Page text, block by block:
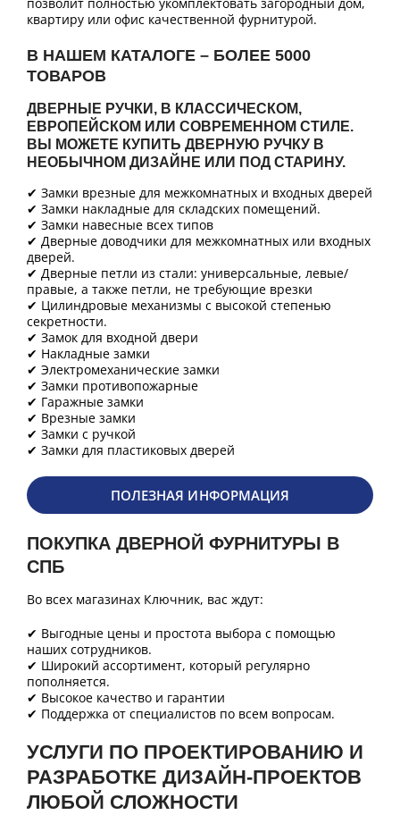
квартиру или офис качественной фурнитурой.
В НАШЕМ КАТАЛОГЕ – БОЛЕЕ 5000
ТОВАРОВ
ДВЕРНЫЕ РУЧКИ, В КЛАССИЧЕСКОМ,
ЕВРОПЕЙСКОМ ИЛИ СОВРЕМЕННОМ СТИЛЕ.
ВЫ МОЖЕТЕ КУПИТЬ ДВЕРНУЮ РУЧКУ В
НЕОБЫЧНОМ ДИЗАЙНЕ ИЛИ ПОД СТАРИНУ.
✔ Замки врезные для межкомнатных и входных дверей
✔ Замки накладные для складских помещений.
✔ Замки навесные всех типов
✔ Дверные доводчики для межкомнатных или входных
дверей.
✔ Дверные петли из стали: универсальные, левые/
правые, а также петли, не требующие врезки
✔ Цилиндровые механизмы с высокой степенью
секретности.
✔ Замок для входной двери
✔ Накладные замки
✔ Электромеханические замки
✔ Замки противопожарные
✔ Гаражные замки
✔ Врезные замки
✔ Замки с ручкой
✔ Замки для пластиковых дверей
ПОЛЕЗНАЯ ИНФОРМАЦИЯ
ПОКУПКА ДВЕРНОЙ ФУРНИТУРЫ В
СПБ
Во всех магазинах Ключник, вас ждут:
✔ Выгодные цены и простота выбора с помощью
наших сотрудников.
✔ Широкий ассортимент, который регулярно
пополняется.
✔ Высокое качество и гарантии
✔ Поддержка от специалистов по всем вопросам.
УСЛУГИ ПО ПРОЕКТИРОВАНИЮ И
РАЗРАБОТКЕ ДИЗАЙН-ПРОЕКТОВ
ЛЮБОЙ СЛОЖНОСТИ